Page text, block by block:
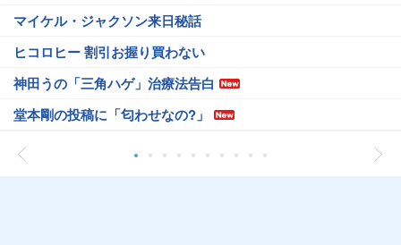
マイケル・ジャクソン来日秘話
ヒコロヒー 割引お握り買わない
神田うの「三角ハゲ」治療法告白
堂本剛の投稿に「匂わせなの?」